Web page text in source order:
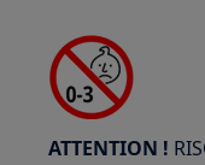
ATTENTION !